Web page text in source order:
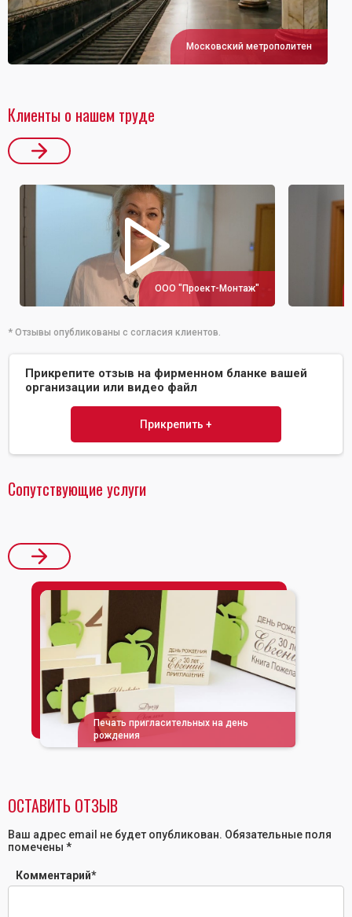
Московский метрополитен
Клиенты о нашем труде
ООО "Проект-Монтаж"
* Отзывы опубликованы с согласия клиентов.
Прикрепите отзыв на фирменном бланке вашей
организации или видео файл
Прикрепить +
Сопутствующие услуги
Печать пригласительных на день
рождения
ОСТАВИТЬ ОТЗЫВ
Ваш адрес email не будет опубликован. Обязательные поля
помечены *
Комментарий*